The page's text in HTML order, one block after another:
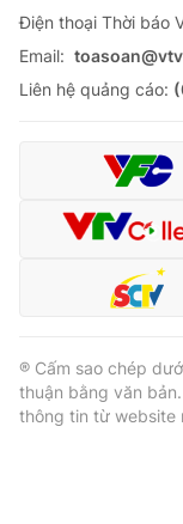
Ðiện thoại Thời báo
Email:
Liên hệ quảng cáo:
® Cấm sao chép
thuận bằng văn
thông tin từ website